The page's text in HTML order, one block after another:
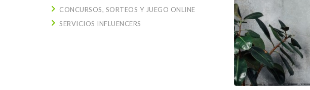
CONCURSOS, SORTEOS Y JUEGO ONLINE
SERVICIOS INFLUENCERS